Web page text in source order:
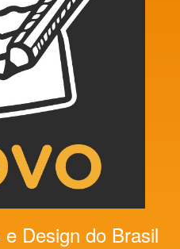
Design do Brasil